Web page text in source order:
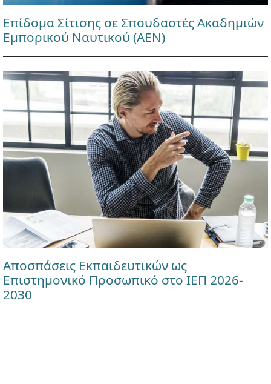
Επίδομα Σίτισης σε Σπουδαστές Ακαδημιών
Εμπορικού Ναυτικού (ΑΕΝ)
Αποσπάσεις Εκπαιδευτικών ως
Επιστημονικό Προσωπικό στο ΙΕΠ 2026-
2030